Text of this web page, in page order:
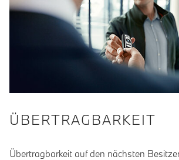
ÜBERTRAGBARKEIT
Übertragbarkeit auf den nächsten